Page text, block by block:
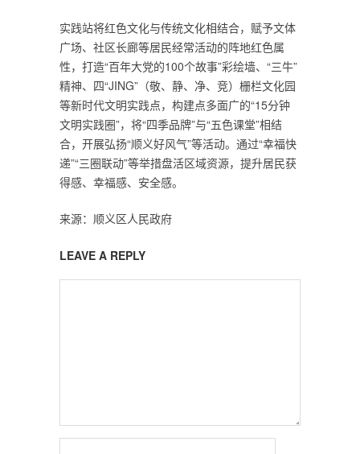
实践站将红色文化与传统文化相结合，赋予文体
广场、社区长廊等居民经常活动的阵地红色属
性，打造“百年大党的100个故事”彩绘墙、“三牛”
精神、四“JING”（敬、静、净、竞）栅栏文化园
等新时代文明实践点，构建点多面广的“15分钟
文明实践圈”，将“四季品牌”与“五色课堂”相结
合，开展弘扬“顺义好风气”等活动。通过“幸福快
递”“三圈联动”等举措盘活区域资源，提升居民获
得感、幸福感、安全感。
来源：顺义区人民政府
LEAVE A REPLY